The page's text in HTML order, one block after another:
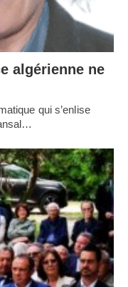
algérienne ne
qui s’enlise